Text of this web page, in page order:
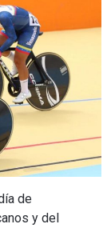
de
y del